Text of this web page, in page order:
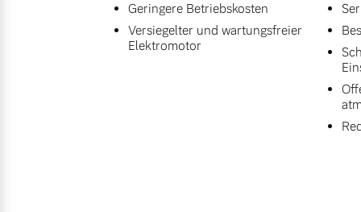
Geringere Betriebskosten
Versiegelter und wartungsfreier
Elektromotor